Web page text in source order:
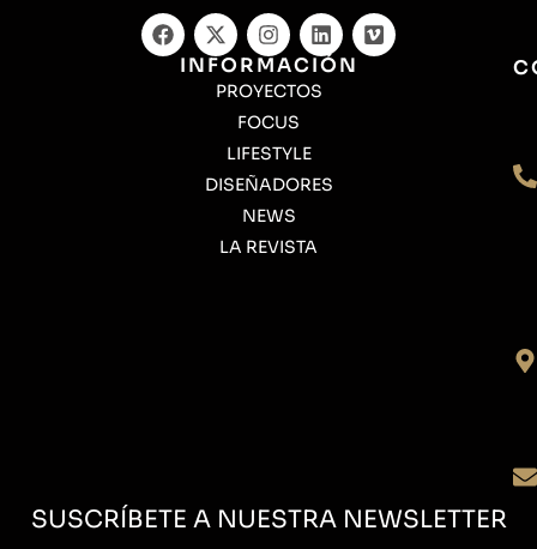
INFORMACIÓN
PROYECTOS
FOCUS
LIFESTYLE
DISEÑADORES
NEWS
LA REVISTA
SUSCRÍBETE A NUESTRA NEWSLETTER